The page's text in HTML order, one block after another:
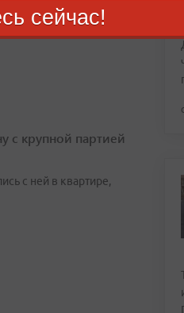
160 квадратных метров
с крупной партией
с ней в квартире,
сейчас!